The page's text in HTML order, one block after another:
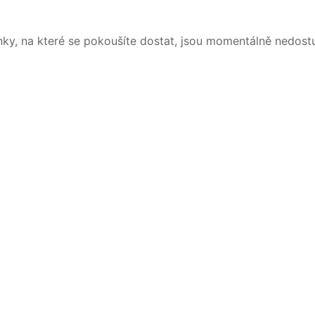
na které se pokoušíte dostat, jsou momentálně